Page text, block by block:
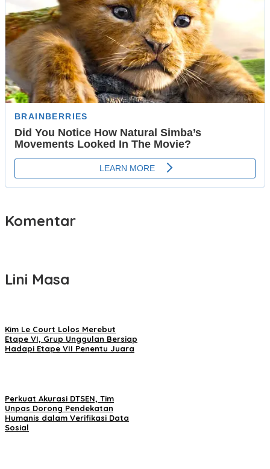
Komentar
Lini Masa
Kim Le Court Lolos Merebut
Etape VI, Grup Unggulan Bersiap
Hadapi Etape VII Penentu Juara
Perkuat Akurasi DTSEN, Tim
Unpas Dorong Pendekatan
Humanis dalam Verifikasi Data
Sosial